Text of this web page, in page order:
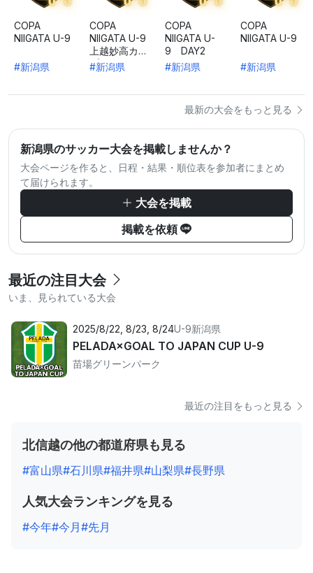
COPA
NIIGATA U-9
#新潟県
COPA
NIIGATA U-9
上越妙高カッ
プ
#新潟県
COPA
NIIGATA U-
9 DAY2
#新潟県
COPA
NIIGATA U-9
#新潟県
最新の大会をもっと見る
新潟県のサッカー大会を掲載しませんか？
大会ページを作ると、日程・結果・順位表を参加者にまとめ
て届けられます。
大会を掲載
掲載を依頼
最近の注目大会
いま、見られている大会
2025/8/22, 8/23, 8/24U-9新潟県
PELADA×GOAL TO JAPAN CUP U-9
苗場グリーンパーク
最近の注目をもっと見る
北信越の他の都道府県も見る
#富山県#石川県#福井県#山梨県#長野県
人気大会ランキングを見る
#今年#今月#先月